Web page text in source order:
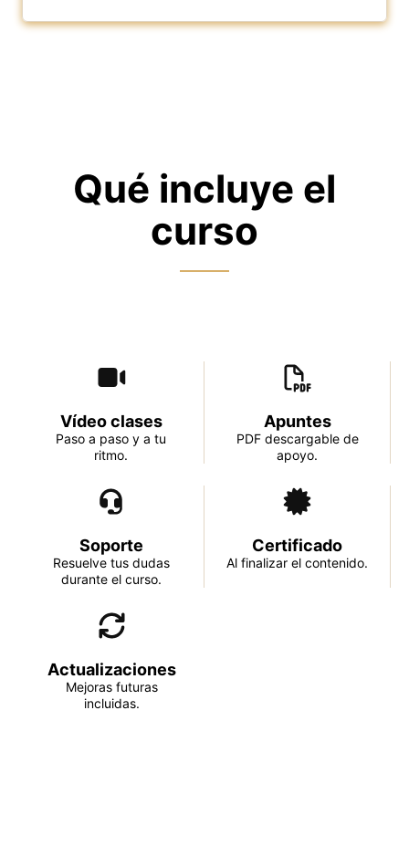
Qué incluye el
curso
Vídeo clases
Paso a paso y a tu
ritmo.
Apuntes
PDF descargable de
apoyo.
Soporte
Resuelve tus dudas
durante el curso.
Certificado
Al finalizar el contenido.
Actualizaciones
Mejoras futuras
incluidas.